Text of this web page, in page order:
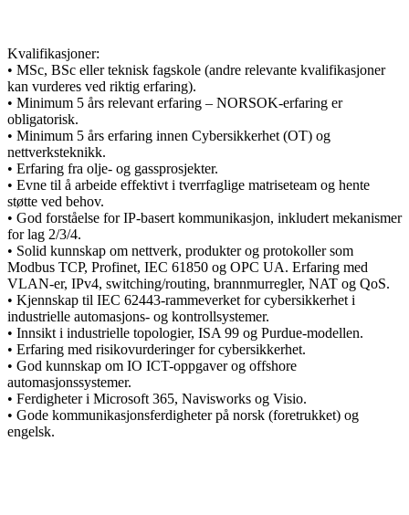
Kvalifikasjoner:
• MSc, BSc eller teknisk fagskole (andre relevante kvalifikasjoner
kan vurderes ved riktig erfaring).
• Minimum 5 års relevant erfaring – NORSOK-erfaring er
obligatorisk.
• Minimum 5 års erfaring innen Cybersikkerhet (OT) og
nettverksteknikk.
• Erfaring fra olje- og gassprosjekter.
• Evne til å arbeide effektivt i tverrfaglige matriseteam og hente
støtte ved behov.
• God forståelse for IP-basert kommunikasjon, inkludert mekanismer
for lag 2/3/4.
• Solid kunnskap om nettverk, produkter og protokoller som
Modbus TCP, Profinet, IEC 61850 og OPC UA. Erfaring med
VLAN-er, IPv4, switching/routing, brannmurregler, NAT og QoS.
• Kjennskap til IEC 62443-rammeverket for cybersikkerhet i
industrielle automasjons- og kontrollsystemer.
• Innsikt i industrielle topologier, ISA 99 og Purdue-modellen.
• Erfaring med risikovurderinger for cybersikkerhet.
• God kunnskap om IO ICT-oppgaver og offshore
automasjonssystemer.
• Ferdigheter i Microsoft 365, Navisworks og Visio.
• Gode kommunikasjonsferdigheter på norsk (foretrukket) og
engelsk.